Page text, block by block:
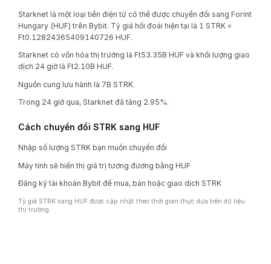
Starknet là một loại tiền điện tử có thể được chuyển đổi sang Forint
Hungary (HUF) trên Bybit. Tỷ giá hối đoái hiện tại là 1 STRK =
Ft0.12824365409140726 HUF.
Starknet có vốn hóa thị trường là Ft53.35B HUF và khối lượng giao
dịch 24 giờ là Ft2.10B HUF.
Nguồn cung lưu hành là 7B STRK.
Trong 24 giờ qua, Starknet đã tăng 2.95%.
Cách chuyển đổi STRK sang HUF
Nhập số lượng STRK bạn muốn chuyển đổi
Máy tính sẽ hiển thị giá trị tương đương bằng HUF
Đăng ký tài khoản Bybit để mua, bán hoặc giao dịch STRK
Tỷ giá STRK sang HUF được cập nhật theo thời gian thực dựa trên dữ liệu
thị trường.